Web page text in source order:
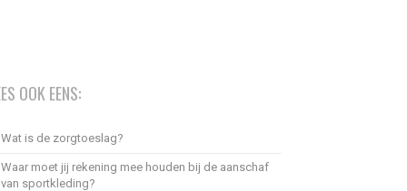
OOK EENS:
Wat is de zorgtoeslag?
Waar moet jij rekening mee houden bij de aanschaf
van sportkleding?